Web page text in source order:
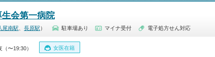
生会第一病院
尾南駅 長原駅 ） 駐車場あり マイナ受付 電子処方せん対応
（〜19:30） 女医在籍